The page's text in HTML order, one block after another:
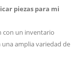
piezas para mi
con un inventario
amplia variedad de